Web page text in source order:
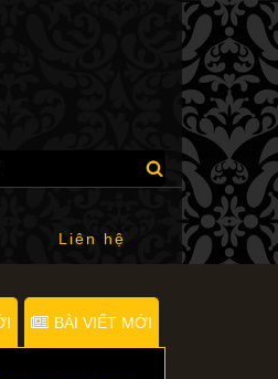
Liên hệ
BÀI VIẾT MỚI